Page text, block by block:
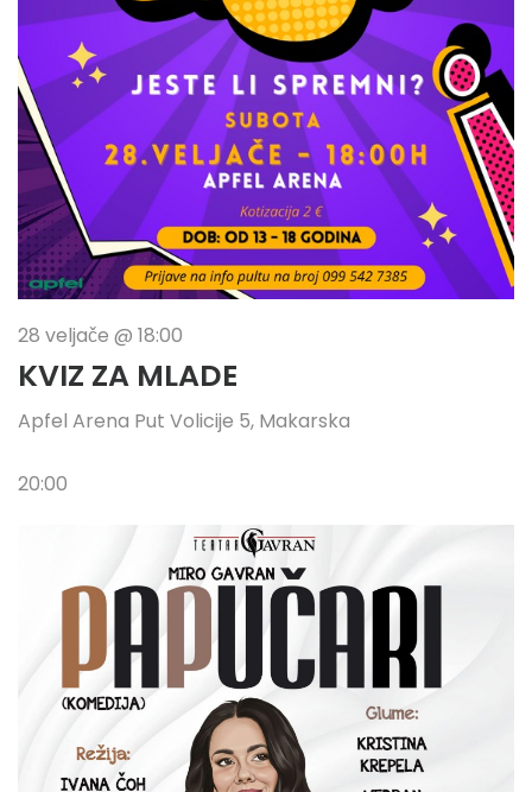
28 veljače @ 18:00
KVIZ ZA MLADE
Apfel Arena Put Volicije 5, Makarska
20:00